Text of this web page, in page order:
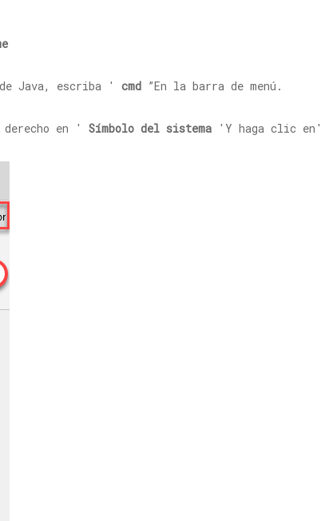
de Java, escriba ' cmd ”En la barra de menú.
en ' Símbolo del sistema 'Y haga clic en'